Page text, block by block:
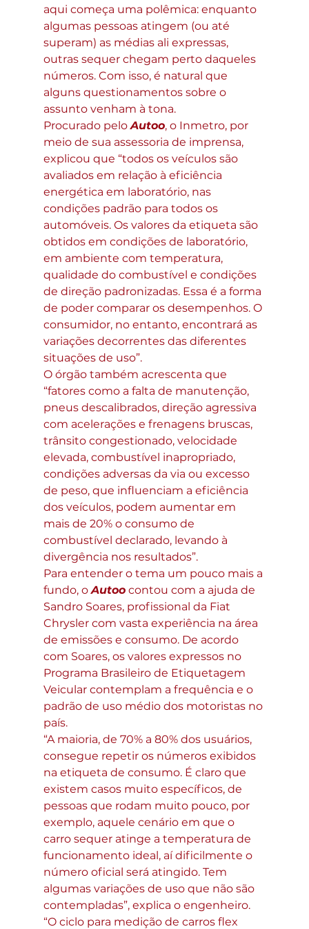
aqui começa uma polêmica: enquanto
algumas pessoas atingem (ou até
superam) as médias ali expressas,
outras sequer chegam perto daqueles
números. Com isso, é natural que
alguns questionamentos sobre o
assunto venham à tona.
Procurado pelo Autoo, o Inmetro, por
meio de sua assessoria de imprensa,
explicou que “todos os veículos são
avaliados em relação à eficiência
energética em laboratório, nas
condições padrão para todos os
automóveis. Os valores da etiqueta são
obtidos em condições de laboratório,
em ambiente com temperatura,
qualidade do combustível e condições
de direção padronizadas. Essa é a forma
de poder comparar os desempenhos. O
consumidor, no entanto, encontrará as
variações decorrentes das diferentes
situações de uso”.
O órgão também acrescenta que
“fatores como a falta de manutenção,
pneus descalibrados, direção agressiva
com acelerações e frenagens bruscas,
trânsito congestionado, velocidade
elevada, combustível inapropriado,
condições adversas da via ou excesso
de peso, que influenciam a eficiência
dos veículos, podem aumentar em
mais de 20% o consumo de
combustível declarado, levando à
divergência nos resultados”.
Para entender o tema um pouco mais a
fundo, o Autoo contou com a ajuda de
Sandro Soares, profissional da Fiat
Chrysler com vasta experiência na área
de emissões e consumo. De acordo
com Soares, os valores expressos no
Programa Brasileiro de Etiquetagem
Veicular contemplam a frequência e o
padrão de uso médio dos motoristas no
país.
“A maioria, de 70% a 80% dos usuários,
consegue repetir os números exibidos
na etiqueta de consumo. É claro que
existem casos muito específicos, de
pessoas que rodam muito pouco, por
exemplo, aquele cenário em que o
carro sequer atinge a temperatura de
funcionamento ideal, aí dificilmente o
número oficial será atingido. Tem
algumas variações de uso que não são
contempladas”, explica o engenheiro.
“O ciclo para medição de carros flex